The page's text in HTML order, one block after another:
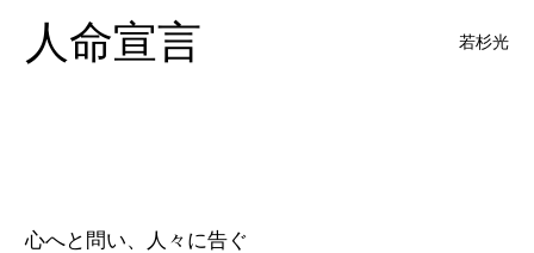
人命宣言 若杉光
心へと問い、人々に告ぐ